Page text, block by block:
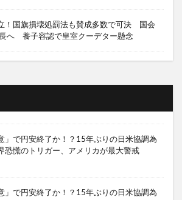
！国旗損壊処罰法も賛成多数で可決 国会
へ 養子容認で皇室クーデター懸念
」で円安終了か！？15年ぶりの日米協調為
恐慌のトリガー、アメリカが最大警戒
」で円安終了か！？15年ぶりの日米協調為